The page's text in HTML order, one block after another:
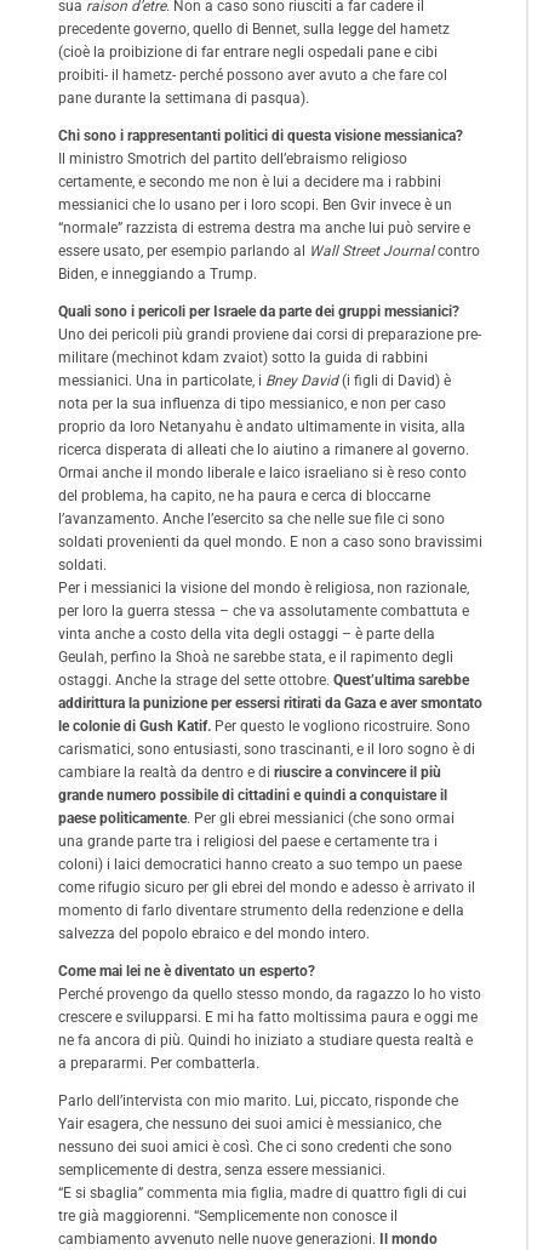
sua raison d’etre. Non a caso sono riusciti a far cadere il
precedente governo, quello di Bennet, sulla legge del hametz
(cioè la proibizione di far entrare negli ospedali pane e cibi
proibiti- il hametz- perché possono aver avuto a che fare col
pane durante la settimana di pasqua).
Chi sono i rappresentanti politici di questa visione messianica?
Il ministro Smotrich del partito dell’ebraismo religioso
certamente, e secondo me non è lui a decidere ma i rabbini
messianici che lo usano per i loro scopi. Ben Gvir invece è un
“normale” razzista di estrema destra ma anche lui può servire e
essere usato, per esempio parlando al Wall Street Journalcontro
Biden, e inneggiando a Trump.
Quali sono i pericoli per Israele da parte dei gruppi messianici?
Uno dei pericoli più grandi proviene dai corsi di preparazione pre-
militare (mechinot kdam zvaiot) sotto la guida di rabbini
messianici. Una in particolate, i Bney David(i figli di David) è
nota per la sua influenza di tipo messianico, e non per caso
proprio da loro Netanyahu è andato ultimamente in visita, alla
ricerca disperata di alleati che lo aiutino a rimanere al governo.
Ormai anche il mondo liberale e laico israeliano si è reso conto
del problema, ha capito, ne ha paura e cerca di bloccarne
l’avanzamento. Anche l’esercito sa che nelle sue file ci sono
soldati provenienti da quel mondo. E non a caso sono bravissimi
soldati.
Per i messianici la visione del mondo è religiosa, non razionale,
per loro la guerra stessa – che va assolutamente combattuta e
vinta anche a costo della vita degli ostaggi – è parte della
Geulah, perfino la Shoà ne sarebbe stata, e il rapimento degli
ostaggi. Anche la strage del sette ottobre. Quest’ultima sarebbe
addirittura la punizione per essersi ritirati da Gaza e aver smontato
le colonie di Gush Katif. Per questo le vogliono ricostruire. Sono
carismatici, sono entusiasti, sono trascinanti, e il loro sogno è di
cambiare la realtà da dentro e di riuscire a convincere il più
grande numero possibile di cittadini e quindi a conquistare il
paese politicamente. Per gli ebrei messianici (che sono ormai
una grande parte tra i religiosi del paese e certamente tra i
coloni) i laici democratici hanno creato a suo tempo un paese
come rifugio sicuro per gli ebrei del mondo e adesso è arrivato il
momento di farlo diventare strumento della redenzione e della
salvezza del popolo ebraico e del mondo intero.
Come mai lei ne è diventato un esperto?
Perché provengo da quello stesso mondo, da ragazzo lo ho visto
crescere e svilupparsi. E mi ha fatto moltissima paura e oggi me
ne fa ancora di più. Quindi ho iniziato a studiare questa realtà e
a prepararmi. Per combatterla.
Parlo dell’intervista con mio marito. Lui, piccato, risponde che
Yair esagera, che nessuno dei suoi amici è messianico, che
nessuno dei suoi amici è così. Che ci sono credenti che sono
semplicemente di destra, senza essere messianici.
“E si sbaglia” commenta mia figlia, madre di quattro figli di cui
tre già maggiorenni. “Semplicemente non conosce il
cambiamento avvenuto nelle nuove generazioni. Il mondo